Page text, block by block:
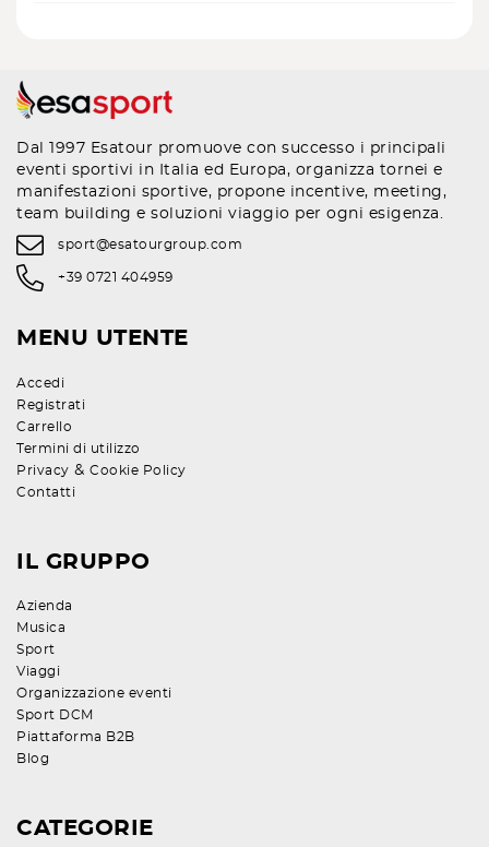
Dal 1997 Esatour promuove con successo i principali
eventi sportivi in Italia ed Europa, organizza tornei e
manifestazioni sportive, propone incentive, meeting,
team building e soluzioni viaggio per ogni esigenza.
sport@esatourgroup.com
+39 0721 404959
MENU UTENTE
Accedi
Registrati
Carrello
Termini di utilizzo
Privacy & Cookie Policy
Contatti
IL GRUPPO
Azienda
Musica
Sport
Viaggi
Organizzazione eventi
Sport DCM
Piattaforma B2B
Blog
CATEGORIE